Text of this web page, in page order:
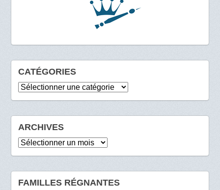
CATÉGORIES
Catégories
ARCHIVES
Archives
FAMILLES RÉGNANTES